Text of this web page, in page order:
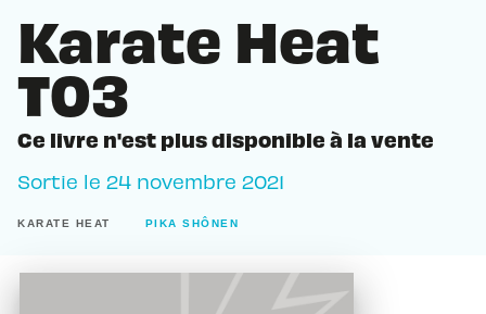
Karate Heat
T03
Ce livre n'est plus disponible à la vente
Sortie le 24 novembre 2021
KARATE HEAT PIKA SHÔNEN